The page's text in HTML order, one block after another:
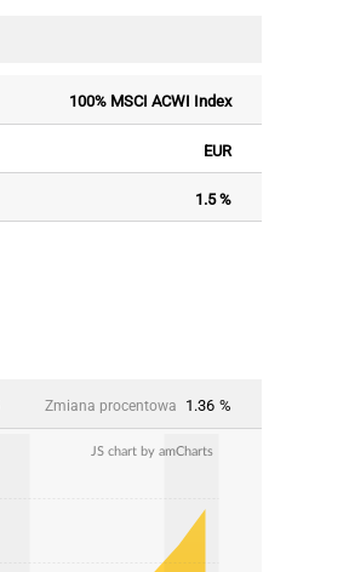
100% MSCI ACWI Index
EUR
1.5 %
Zmiana procentowa 1.36 %
JS chart by amCharts